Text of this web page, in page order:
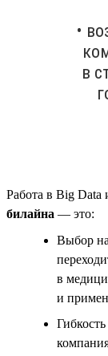
•
в
Работа в Big Data
билайна — это:
Выбор
в
и